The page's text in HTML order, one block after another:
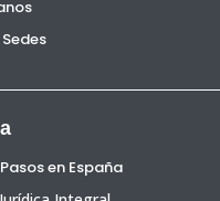
en España